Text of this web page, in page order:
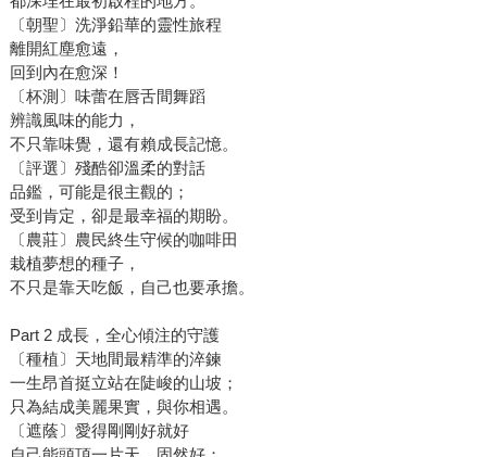
〔朝聖〕洗淨鉛華的靈性旅程
離開紅塵愈遠，
回到內在愈深！
〔杯測〕味蕾在唇舌間舞蹈
辨識風味的能力，
不只靠味覺，還有賴成長記憶。
〔評選〕殘酷卻溫柔的對話
品鑑，可能是很主觀的；
受到肯定，卻是最幸福的期盼。
〔農莊〕農民終生守候的咖啡田
栽植夢想的種子，
不只是靠天吃飯，自己也要承擔。
Part 2 成長，全心傾注的守護
〔種植〕天地間最精準的淬鍊
一生昂首挺立站在陡峻的山坡；
只為結成美麗果實，與你相遇。
〔遮蔭〕愛得剛剛好就好